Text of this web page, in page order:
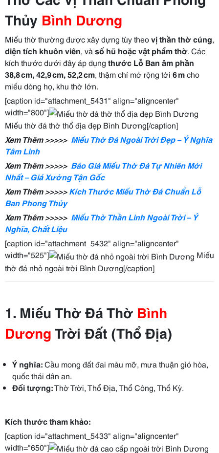
Thủy Bình Dương
Miếu thờ thường được xây dựng tùy theovị thần thờ cúng,
diện tích khuôn viên, và số hũ hoặc vật phẩm thờ. Các
kích thước dưới đây áp dụng thước Lỗ Ban âm phần
38,8 cm, 42,9 cm, 52,2 cm, thậm chí mở rộng tới 6 mcho
miếu dòng họ, khu thờ lớn.
[caption id="attachment_5431" align="aligncenter"
width="800"]
Miếu thờ đá thờ thổ địa đẹp Bình Dương[/caption]
Xem Thêm >>>>> Miếu Thờ Đá Ngoài Trời Đẹp – Ý Nghĩa
Tâm Linh
Xem Thêm >>>>> Báo Giá Miếu Thờ Đá Tự Nhiên Mới
Nhất – Giá Xưởng Tận Gốc
Xem Thêm >>>>>Kích Thước Miếu Thờ Đá Chuẩn Lỗ
Ban Phong Thủy
Xem Thêm >>>>> Miếu Thờ Thần Linh Ngoài Trời – Ý
Nghĩa, Chất Liệu
[caption id="attachment_5432" align="aligncenter"
width="525"]
Miếu
thờ đá nhỏ ngoài trời Bình Dương[/caption]
1. Miếu Thờ Đá Thờ Bình
Dương Trời Đất (Thổ Địa)
Ý nghĩa:Cầu mong đất đai màu mỡ, mưa thuận gió hòa,
quốc thái dân an.
Đối tượng:Thờ Trời, Thổ Địa, Thổ Công, Thổ Kỳ.
Kích thước tham khảo:
[caption id="attachment_5433" align="aligncenter"
width="650"]